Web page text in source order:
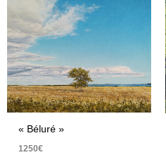
« Béluré »
1250€